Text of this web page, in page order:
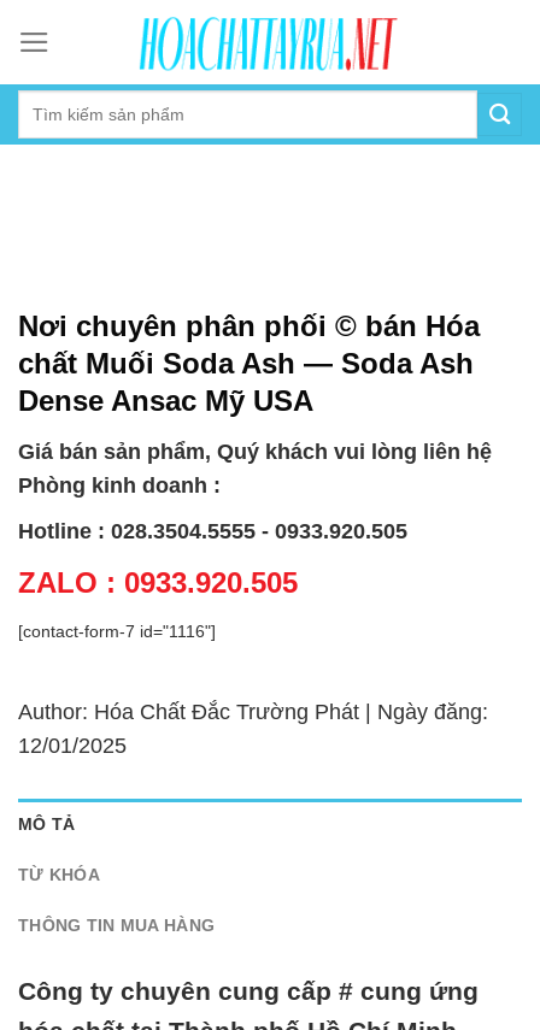
content
Nơi chuyên phân phối © bán Hóa
chất Muối Soda Ash — Soda Ash
Dense Ansac Mỹ USA
Giá bán sản phẩm, Quý khách vui lòng liên hệ
Phòng kinh doanh :
Hotline : 028.3504.5555 - 0933.920.505
ZALO : 0933.920.505
[contact-form-7 id="1116"]
Author: Hóa Chất Đắc Trường Phát | Ngày đăng:
12/01/2025
MÔ TẢ
TỪ KHÓA
THÔNG TIN MUA HÀNG
Công ty chuyên cung cấp # cung ứng